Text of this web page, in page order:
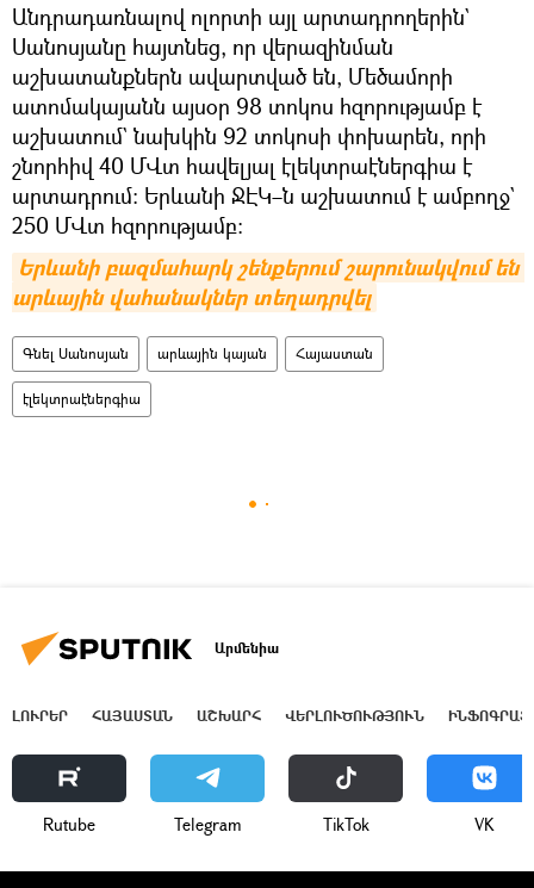
Անդրադառնալով ոլորտի այլ արտադրողերին`
Սանոսյանը հայտնեց, որ վերազինման
աշխատանքներն ավարտված են, Մեծամորի
ատոմակայանն այսօր 98 տոկոս հզորությամբ է
աշխատում` նախկին 92 տոկոսի փոխարեն, որի
շնորհիվ 40 ՄՎտ հավելյալ էլեկտրաէներգիա է
արտադրում։ Երևանի ՋԷԿ–ն աշխատում է ամբողջ`
250 ՄՎտ հզորությամբ։
Երևանի բազմահարկ շենքերում շարունակվում են
արևային վահանակներ տեղադրվել
Գնել Սանոսյան արևային կայան Հայաստան
էլեկտրաէներգիա
Արմենիա
ԼՈՒՐԵՐ ՀԱՅԱՍՏԱՆ ԱՇԽԱՐՀ ՎԵՐԼՈՒԾՈՒԹՅՈՒՆ
Rutube Telegram ТikТоk VK